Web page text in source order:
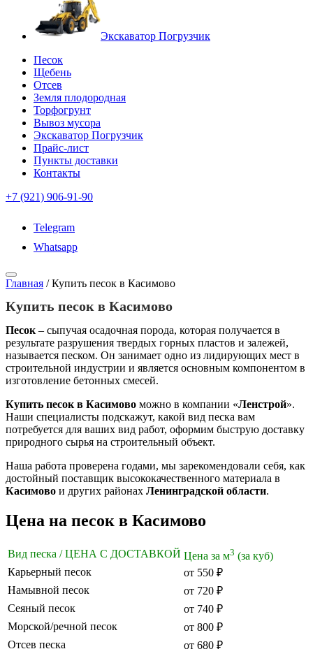
Экскаватор Погрузчик
Песок
Щебень
Отсев
Земля плодородная
Торфогрунт
Вывоз мусора
Экскаватор Погрузчик
Прайс-лист
Пункты доставки
Контакты
+7 (921) 906-91-90
Telegram
Whatsapp
Главная /Купить песок в Касимово
Купить песок в Касимово
Песок – сыпучая осадочная порода, которая получается в
результате разрушения твердых горных пластов и залежей,
называется песком. Он занимает одно из лидирующих мест в
строительной индустрии и является основным компонентом в
изготовление бетонных смесей.
Купить песок в Касимово можно в компании «Ленстрой».
Наши специалисты подскажут, какой вид песка вам
потребуется для ваших вид работ, оформим быструю доставку
природного сырья на строительный объект.
Наша работа проверена годами, мы зарекомендовали себя, как
достойный поставщик высококачественного материала в
Касимово и других районах Ленинградской области.
Цена на песок в Касимово
Вид песка / ЦЕНА С ДОСТАВКОЙ Цена за м3 (за куб)
Карьерный песок
от 550 ₽
Намывной песок
от 720 ₽
Сеяный песок
от 740 ₽
Морской/речной песок
от 800 ₽
Отсев песка
от 680 ₽